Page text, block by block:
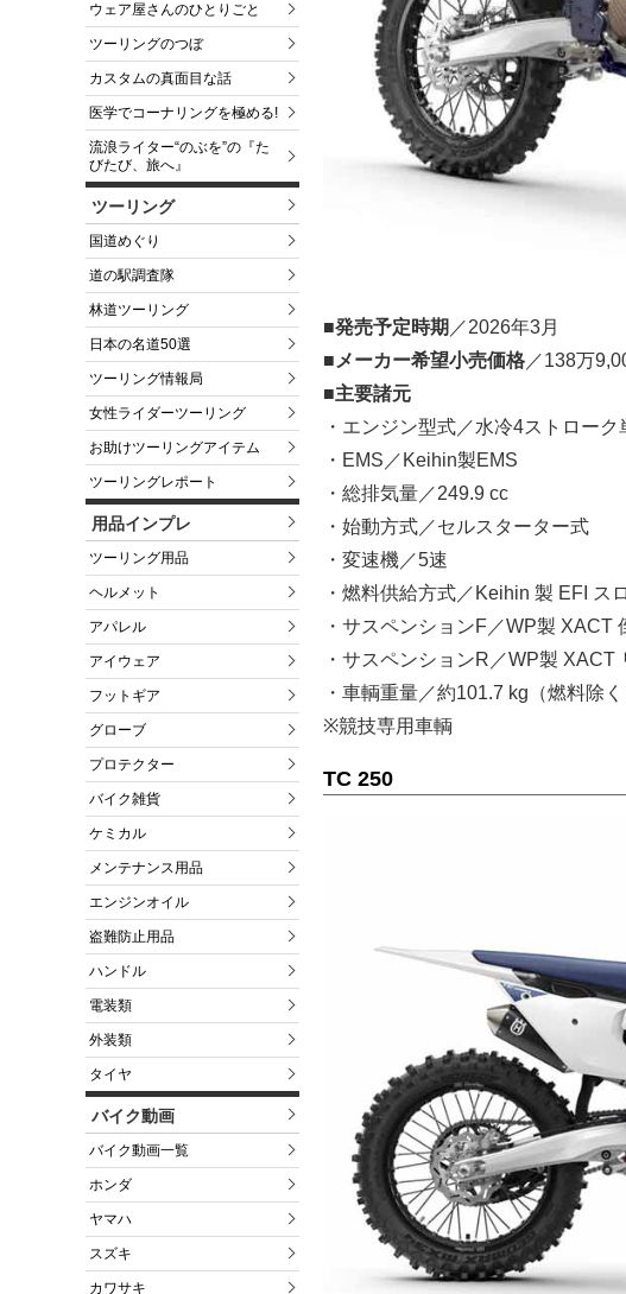
ウェア屋さんのひとりごと
ツーリングのつぼ
カスタムの真面目な話
医学でコーナリングを極める!
流浪ライター“のぶを”の『た
びたび、旅へ』
ツーリング
国道めぐり
道の駅調査隊
林道ツーリング
日本の名道50選
ツーリング情報局
女性ライダーツーリング
お助けツーリングアイテム
ツーリングレポート
用品インプレ
ツーリング用品
ヘルメット
アパレル
アイウェア
フットギア
グローブ
プロテクター
バイク雑貨
ケミカル
メンテナンス用品
エンジンオイル
盗難防止用品
ハンドル
電装類
外装類
タイヤ
バイク動画
バイク動画一覧
ホンダ
ヤマハ
スズキ
カワサキ
■発売予定時期 ／2026年3月
■メーカー希望小売価格 ／138万
■主要諸元
・エンジン型式／水冷4ストローク
・EMS／Keihin製EMS
・総排気量／249.9 cc
・始動方式／セルスターター式
・変速機／5速
・燃料供給方式／Keihin 製 EFI ス
・サスペンションF／WP製 XACT
・サスペンションR／WP製 XACT
・車輌重量／約101.7 kg（燃料除く
※競技専用車輌
TC 250